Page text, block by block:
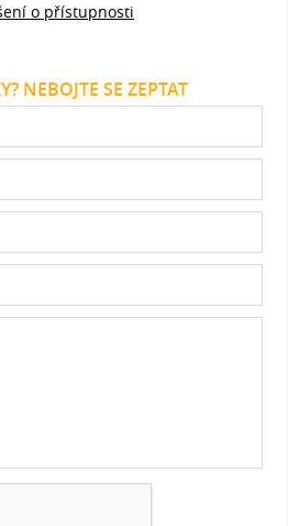
o přístupnosti
NEBOJTE SE ZEPTAT